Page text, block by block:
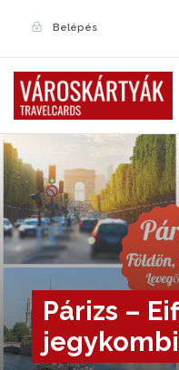
Belépés
Párizs –